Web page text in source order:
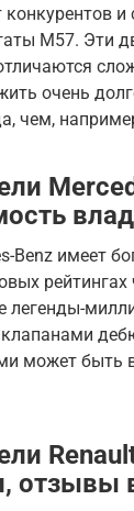
конкурентов
M57. Эти
очень
чем,
Benz имеет
может быть
отзывы